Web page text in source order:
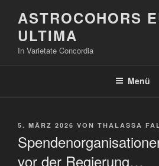
Inhalt
springen
ASTROCOHORS
ULTIMA
In Varietate Concordia
Menü
VERÖFFENTLICHT
5. MÄRZ 2026 VON THALASSA
vor der Regierung…